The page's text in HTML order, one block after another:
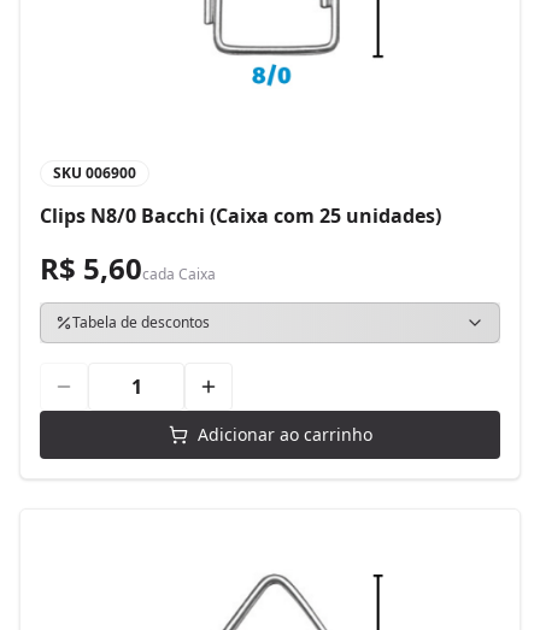
SKU 006900
Clips N8/0 Bacchi (Caixa com 25 unidades)
R$ 5,60cada Caixa
Tabela de descontos
Adicionar ao carrinho